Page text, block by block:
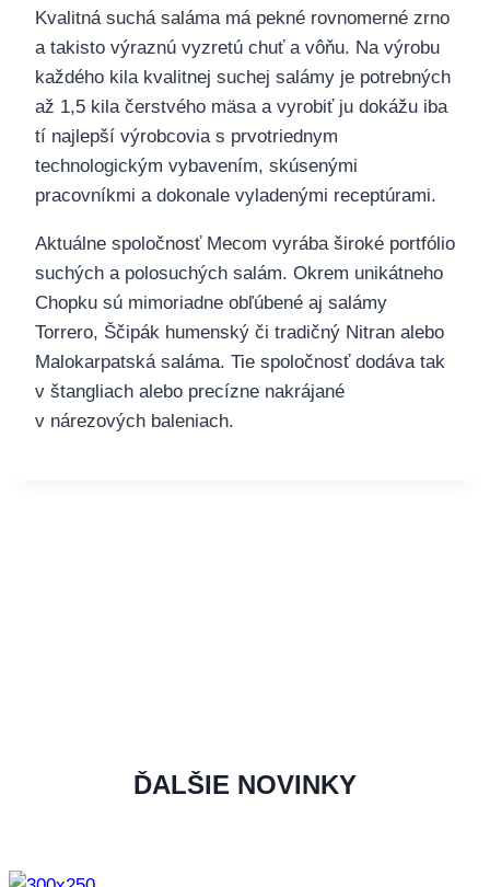
Kvalitná suchá saláma má pekné rovnomerné zrno
a takisto výraznú vyzretú chuť a vôňu. Na výrobu
každého kila kvalitnej suchej salámy je potrebných
až 1,5 kila čerstvého mäsa a vyrobiť ju dokážu iba
tí najlepší výrobcovia s prvotriednym
technologickým vybavením, skúsenými
pracovníkmi a dokonale vyladenými receptúrami.
Aktuálne spoločnosť Mecom vyrába široké portfólio
suchých a polosuchých salám. Okrem unikátneho
Chopku sú mimoriadne obľúbené aj salámy
Torrero, Ščipák humenský či tradičný Nitran alebo
Malokarpatská saláma. Tie spoločnosť dodáva tak
v štangliach alebo precízne nakrájané
v nárezových baleniach.
ĎALŠIE NOVINKY